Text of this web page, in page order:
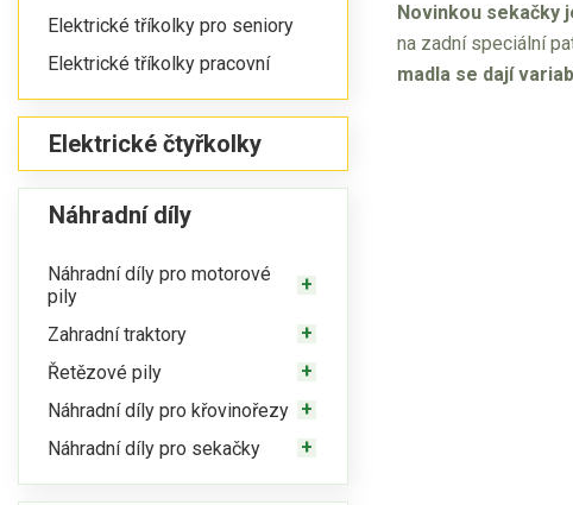
Elektrické tříkolky pro seniory
Elektrické tříkolky pracovní
Elektrické čtyřkolky
Náhradní díly
Náhradní díly pro motorové
pily
Zahradní traktory
Řetězové pily
Náhradní díly pro křovinořezy
Náhradní díly pro sekačky
Novinkou sekačky
na zadní speciální
madla se dají